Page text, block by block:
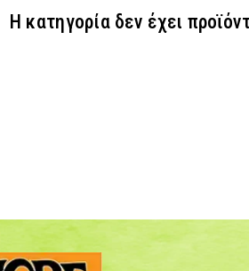
Η κατηγορία δεν έχει